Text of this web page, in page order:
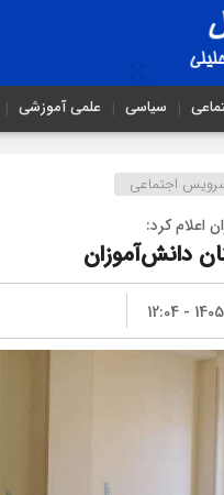
سیاسی علمی آموزشی
اجتماعی
اعلام کرد:
دانش‌آموزان